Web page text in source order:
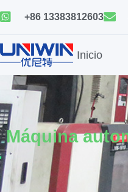
al
+86 13383812603
Inicio
Máquina